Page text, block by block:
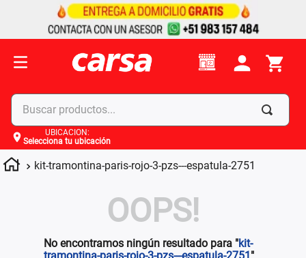
Buscar productos...
UBICACIÓN:
Selecciona tu ubicación
kit-tramontina-paris-rojo-3-pzs---espatula-2751
OOPS!
No encontramos ningún resultado para "kit-
Términos más buscados
1.
celulares
apple